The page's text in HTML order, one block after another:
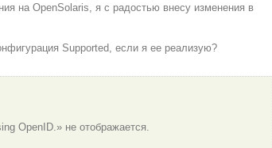
на OpenSolaris, я с радостью внесу изменения в
Supported, если я ее реализую?
OpenID.» не отображается.